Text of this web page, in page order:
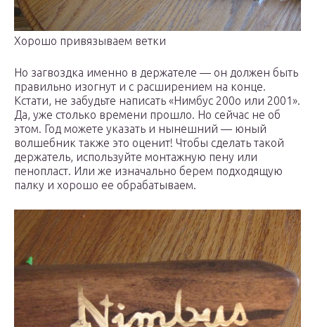
Хорошо привязываем ветки
Но загвоздка именно в держателе — он должен быть
правильно изогнут и с расширением на конце.
Кстати, не забудьте написать «Нимбус 200о или 2001».
Да, уже столько времени прошло. Но сейчас не об
этом. Год можете указать и нынешний — юный
волшебник также это оценит! Чтобы сделать такой
держатель, используйте монтажную пену или
пенопласт. Или же изначально берем подходящую
палку и хорошо ее обрабатываем.